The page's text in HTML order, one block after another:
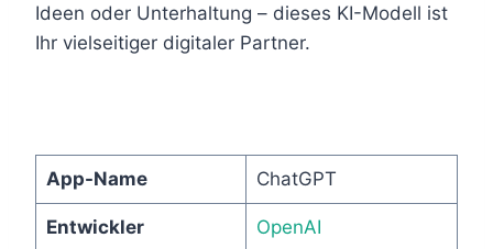
Ideen oder Unterhaltung – dieses KI-Modell ist
Ihr vielseitiger digitaler Partner.
App-Name ChatGPT
Entwickler OpenAI